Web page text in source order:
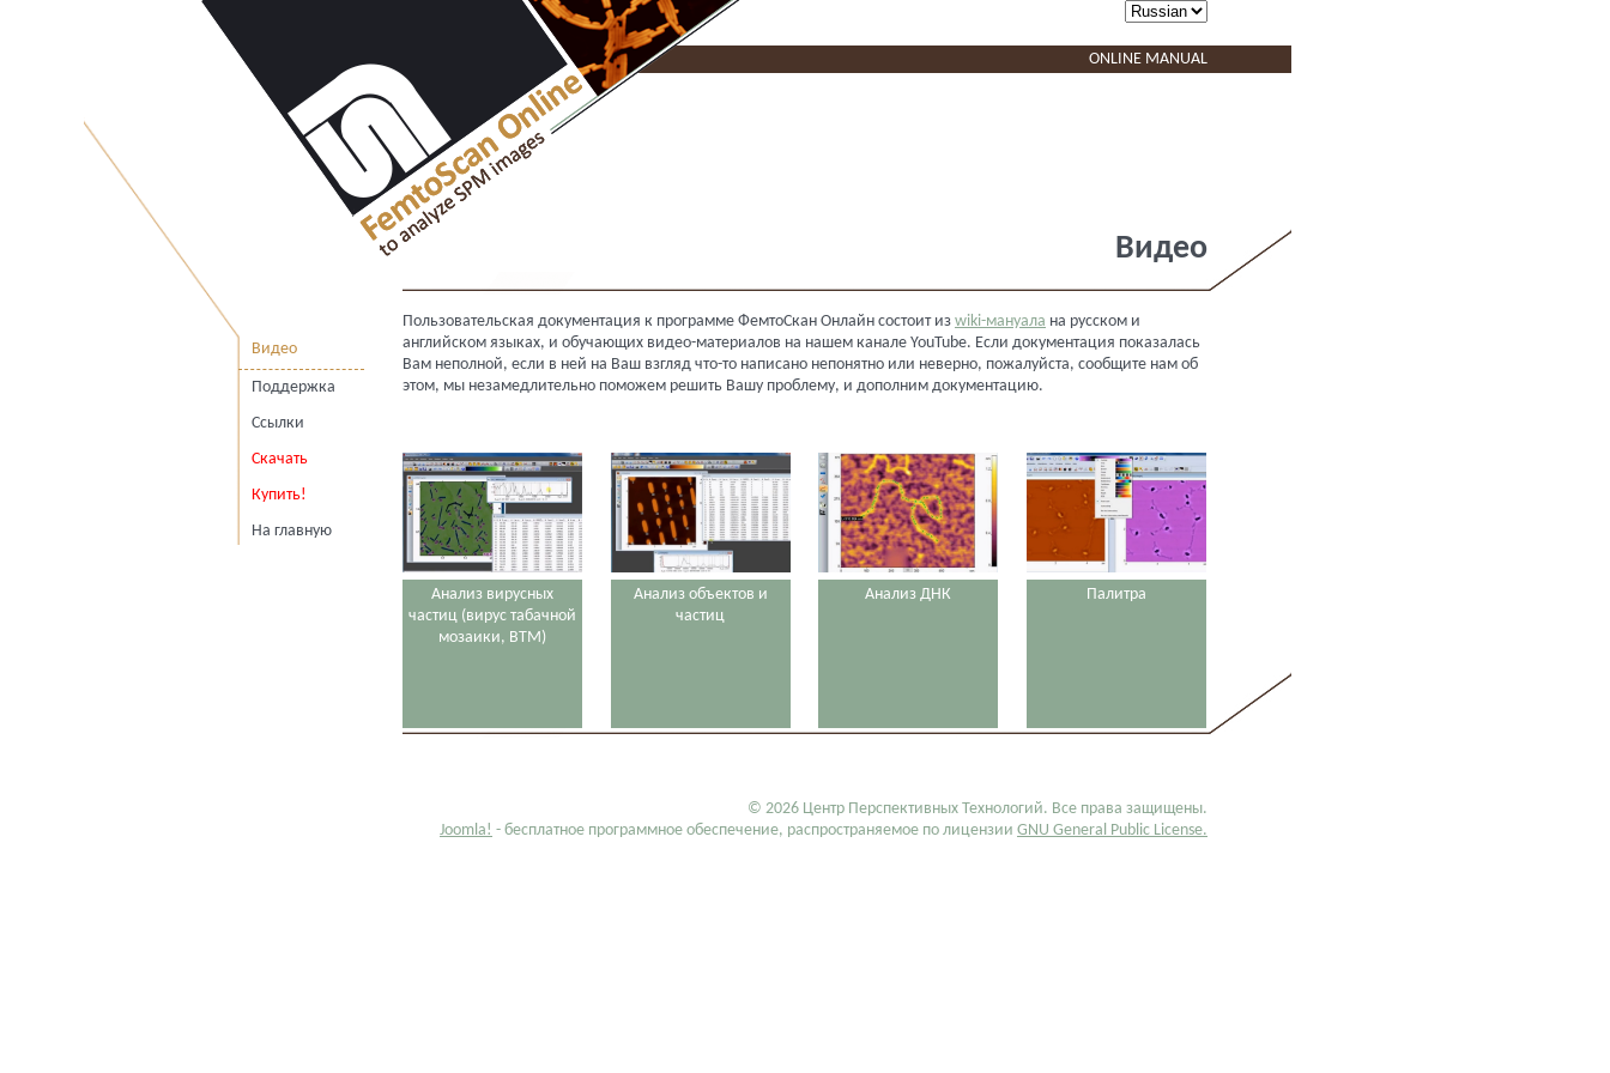
ONLINE MANUAL
Видео
Поддержка
Ссылки
Скачать
Купить!
На главную
Видео
Пользовательская документация к программе ФемтоСкан Онлайн состоит из wiki-мануала на русском и
английском языках, и обучающих видео-материалов на нашем канале YouTube. Если документация показалась
Вам неполной, если в ней на Ваш взгляд что-то написано непонятно или неверно, пожалуйста, сообщите нам об
этом, мы незамедлительно поможем решить Вашу проблему, и дополним документацию.
Анализ вирусных
частиц (вирус табачной
мозаики, ВТМ)
Анализ объектов и
частиц
Анализ ДНК Палитра
© 2026 Центр Перспективных Технологий. Все права защищены.
Joomla! - бесплатное программное обеспечение, распространяемое по лицензии GNU General Public License.